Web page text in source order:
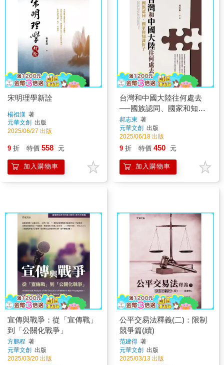
宋明理學新詮
楊祖漢 著
元華文創 出版
2025/06/27 出版
9 折 特價 558 元
加入購物車
台灣和中國大陸往何處去
──國族認同、國家和知識
份子
郝志東 著
元華文創 出版
2025/06/18 出版
9 折 特價 450 元
加入購物車
宣傳與戰爭：從「宣傳戰」
到「公關化戰爭」
方鵬程 著
元華文創 出版
2025/03/20 出版
公平交易法釋義(二)：限制
競爭篇(續)
范建得 著
元華文創 出版
2025/03/13 出版